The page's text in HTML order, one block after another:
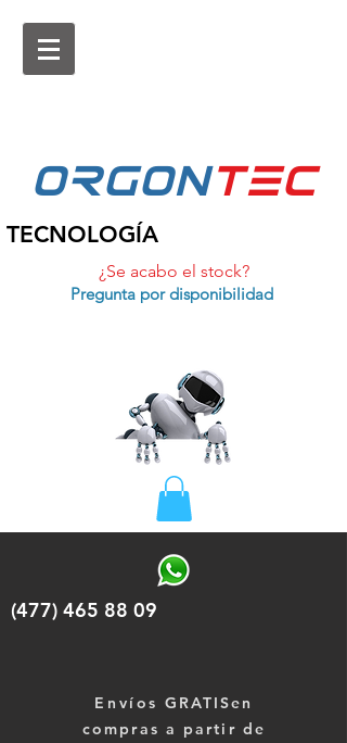
ORGONtEc
TECNOLOGÍA
¿Se acabo el stock?
Pregunta por disponibilidad
(477) 465 88 09
Envíos GRATISen
compras a partir de